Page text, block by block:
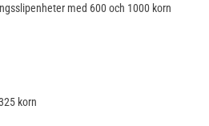
med 600 och 1000 korn
korn